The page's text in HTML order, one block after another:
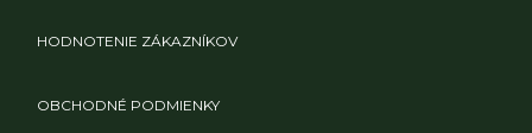
HODNOTENIE ZÁKAZNÍKOV
OBCHODNÉ PODMIENKY